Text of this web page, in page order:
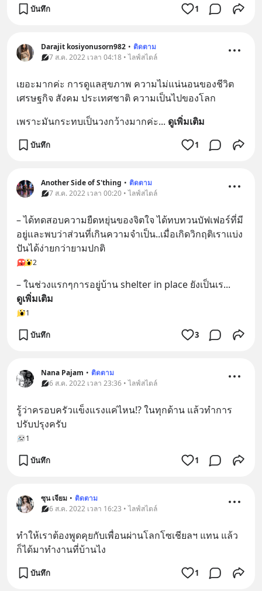
บันทึก 1
Darajit kosiyonusorn982 • ติดตาม
7 ส.ค. 2022 เวลา 04:18 • ไลฟ์สไตล์
เยอะมากค่ะ การดูแลสุขภาพ ความไม่แน่นอนของชีวิต
เศรษฐกิจ สังคม ประเทศชาติ ความเป็นไปของโลก
เพราะมันกระทบเป็นวงกว้างมากค่ะ... ดูเพิ่มเติม
บันทึก 1
Another Side of S'thing • ติดตาม
7 ส.ค. 2022 เวลา 00:20 • ไลฟ์สไตล์
– ได้ทดสอบความยืดหยุ่นของจิตใจ ได้ทบทวนบัฟเฟอร์ที่มี
อยู่และพบว่าส่วนที่เกินความจำเป็น..เมื่อเกิดวิกฤติเราแบ่ง
ปันได้ง่ายกว่ายามปกติ
2
– ในช่วงแรกๆการอยู่บ้าน shelter in place ยังเป็นเร...
ดูเพิ่มเติม
1
บันทึก 3
Nana Pajam • ติดตาม
6 ส.ค. 2022 เวลา 23:36 • ไลฟ์สไตล์
รู้ว่าครอบครัวแข็งแรงแค่ไหน!? ในทุกด้าน​ แล้วทำการ
ปรับปรุงครับ
1
บันทึก 1
ซุน เจียม • ติดตาม
6 ส.ค. 2022 เวลา 16:23 • ไลฟ์สไตล์
ทำให้เราต้องพูดคุยกับเพื่อนผ่านโลกโซเชียลฯ แทน แล้ว
ก็ได้มาทำงานที่บ้านไง
บันทึก 1